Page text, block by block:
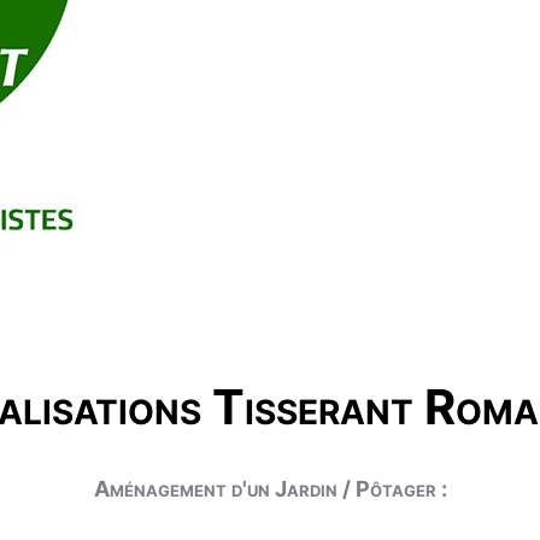
Tisserant
Aménagement d'un Jardin / Pôtager :